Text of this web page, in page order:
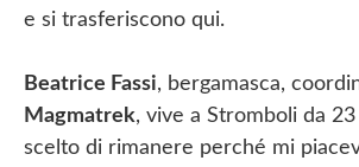
e si trasferiscono qui.
Beatrice Fassi, bergamasca,
Magmatrek, vive a Stromboli da
scelto di rimanere perché mi